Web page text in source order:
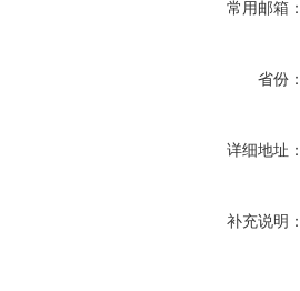
常用邮箱
省份
详细地址
补充说明